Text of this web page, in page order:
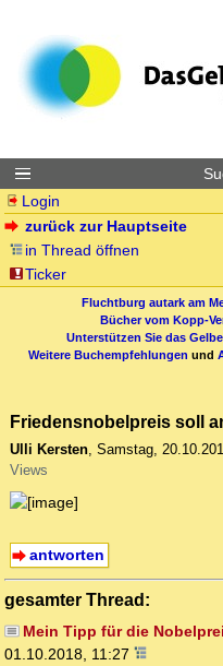
Login
zurück zur Hauptseite
in Thread öffnen
Ticker
Fluchtburg autark am
Bücher vom Kopp-
Unterstützen Sie das
Weitere Buchempfehlungen und
Friedensnobelpreis soll
Ulli Kersten, Samstag,
Views
antworten
gesamter Thread:
Mein Tipp für die
01.10.2018, 11:27